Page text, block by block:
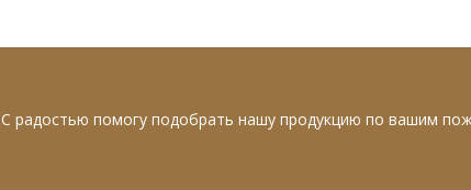
С радостью помогу подобрать нашу продукцию по вашим